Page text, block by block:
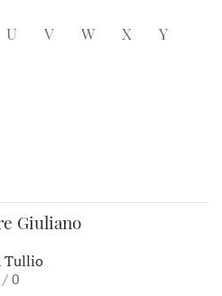
U V W X Y
Giuliano
Tullio
/0